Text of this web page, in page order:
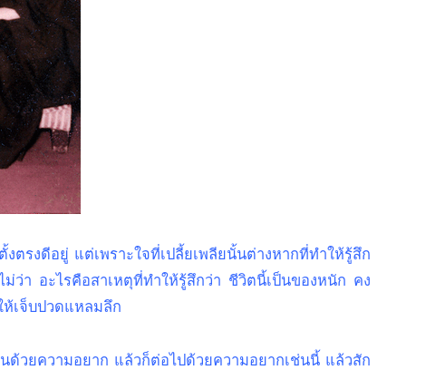
ตรงดีอยู่ แต่เพราะใจที่เปลี้ยเพลียนั้นต่างหากที่ทำให้รู้สึก
ว่า อะไรคือสาเหตุที่ทำให้รู้สึกว่า ชีวิตนี้เป็นของหนัก คง
เจ็บปวดแหลมลึก
ด้วยความอยาก แล้วก็ต่อไปด้วยความอยากเช่นนี้ แล้วสัก